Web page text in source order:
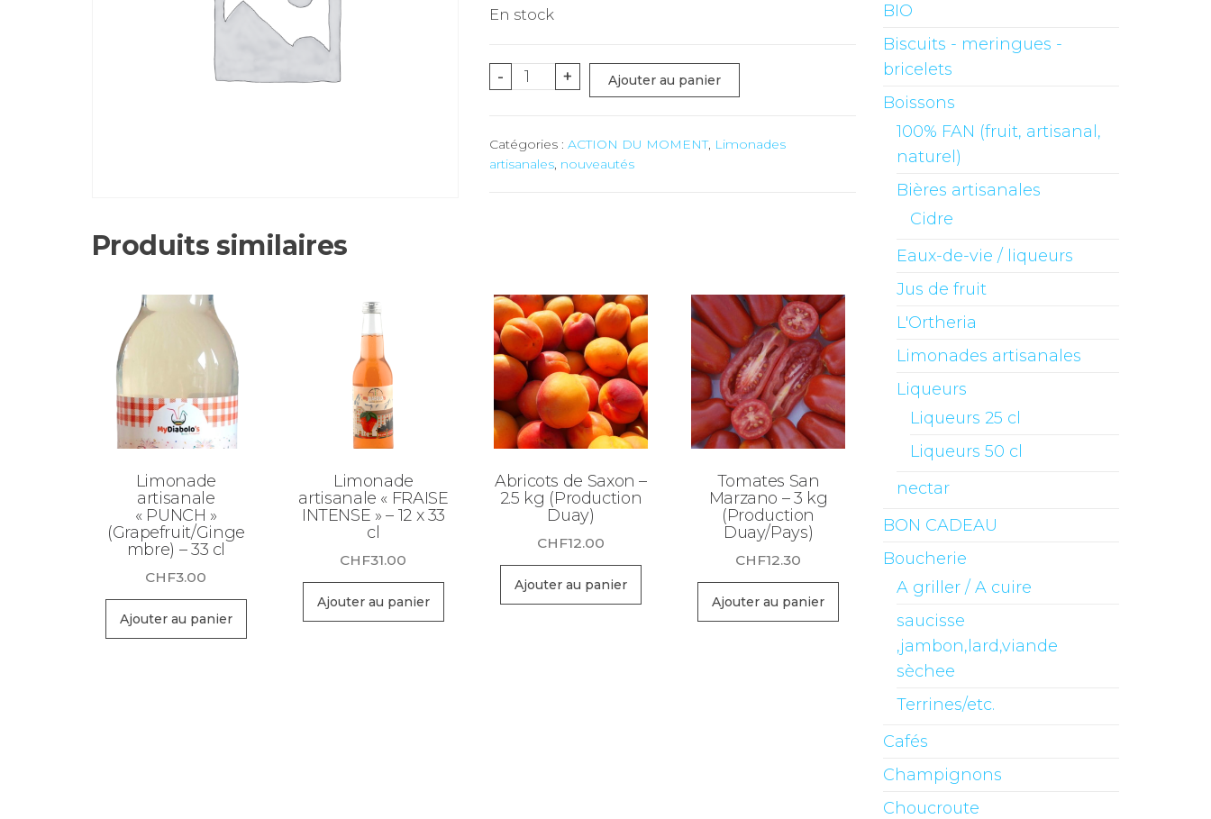
En stock
-
quantité
Froid
pêche
+ Ajouter au panier
Catégories : ACTION DU MOMENT, Limonades
artisanales, nouveautés
Produits similaires
Limonade
artisanale
« PUNCH »
(Grapefruit/Ginge
mbre) – 33 cl
CHF3.00
Ajouter au panier
Limonade
artisanale « FRAISE
INTENSE » – 12 x 33
cl
CHF31.00
Ajouter au panier
Abricots de Saxon –
2.5 kg (Production
Duay)
CHF12.00
Ajouter au panier
Tomates San
Marzano – 3 kg
(Production
Duay/Pays)
CHF12.30
Ajouter au panier
BIO
Biscuits - meringues -
bricelets
Boissons
100% FAN (fruit, artisanal,
naturel)
Bières artisanales
Cidre
Eaux-de-vie / liqueurs
Jus de fruit
L'Ortheria
Limonades artisanales
Liqueurs
Liqueurs 25 cl
Liqueurs 50 cl
nectar
BON CADEAU
Boucherie
A griller / A cuire
saucisse
,jambon,lard,viande
sèchee
Terrines/etc.
Cafés
Champignons
Choucroute